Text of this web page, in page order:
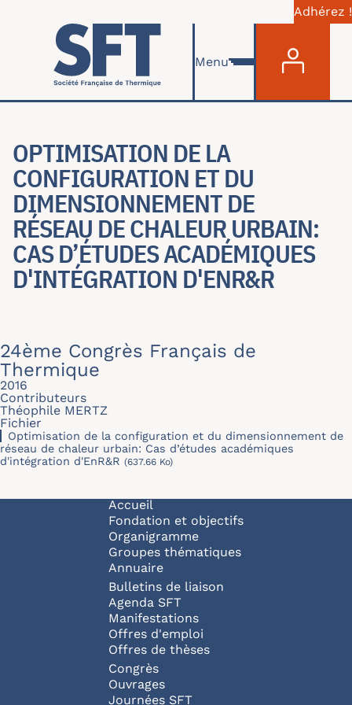
Aller au contenu principal
Adhérez !
Menu
OPTIMISATION DE LA
CONFIGURATION ET DU D
IMENSIONNEMENT DE R
ÉSEAU DE CHALEUR URBAIN: C
AS D’ÉTUDES ACADÉMIQUES D
'INTÉGRATION D'ENR&R
24ème Congrès Français de
Thermique
2016
Contributeurs
Théophile MERTZ
Fichier
Optimisation de la conﬁguration et du dimensionnement de
réseau de chaleur urbain: Cas d’études académiques
d'intégration d'EnR&R (637.66 Ko)
Navigation principale
Accueil
Fondation et objectifs
Organigramme
Groupes thématiques
Annuaire
Bulletins de liaison
Agenda SFT
Manifestations
Offres d'emploi
Offres de thèses
Congrès
Ouvrages
Journées SFT